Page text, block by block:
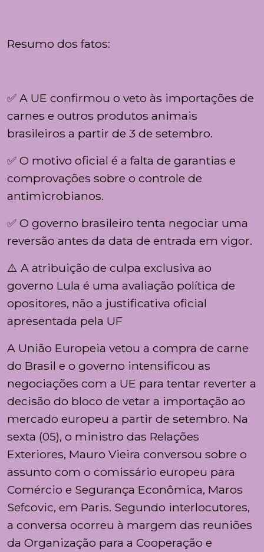
Resumo dos fatos:
✅ A UE confirmou o veto às importações de
carnes e outros produtos animais
brasileiros a partir de 3 de setembro.
✅ O motivo oficial é a falta de garantias e
comprovações sobre o controle de
antimicrobianos.
✅ O governo brasileiro tenta negociar uma
reversão antes da data de entrada em vigor.
⚠️ A atribuição de culpa exclusiva ao
governo Lula é uma avaliação política de
opositores, não a justificativa oficial
apresentada pela UF
A União Europeia vetou a compra de carne
do Brasil e o governo intensificou as
negociações com a UE para tentar reverter a
decisão do bloco de vetar a importação ao
mercado europeu a partir de setembro. Na
sexta (05), o ministro das Relações
Exteriores, Mauro Vieira conversou sobre o
assunto com o comissário europeu para
Comércio e Segurança Econômica, Maros
Sefcovic, em Paris. Segundo interlocutores,
a conversa ocorreu à margem das reuniões
da Organização para a Cooperação e